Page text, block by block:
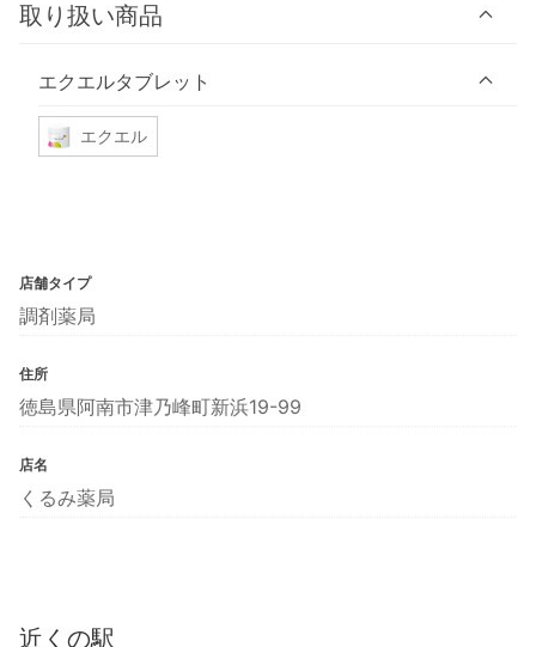
取り扱い商品
エクエルタブレット
エクエル
店舗タイプ
調剤薬局
住所
徳島県阿南市津乃峰町新浜19-99
店名
くるみ薬局
近くの駅